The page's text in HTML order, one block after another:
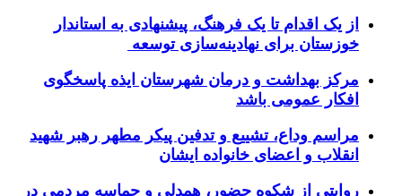
از یک اقدام تا یک فرهنگ، پیشنهادی به استاندار
خوزستان برای نهادینه‌سازی توسعه
مرکز بهداشت و درمان شهرستان ایذه پاسخگوی
افکار عمومی باشد
مراسم وداع، تشییع و تدفین پیکر مطهر رهبر شهید
انقلاب و اعضای خانواده ایشان
روایتی از شکوه حضور، همدلی و حماسه مردمی در